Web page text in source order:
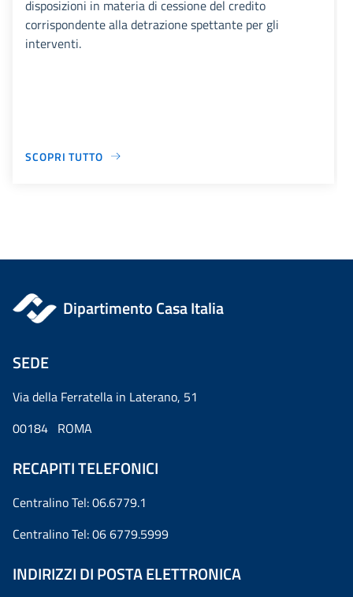
disposizioni in materia di cessione del credito
corrispondente alla detrazione spettante per gli
interventi.
SCOPRI TUTTO
Dipartimento Casa Italia
SEDE
Via della Ferratella in Laterano, 51
00184 ROMA
RECAPITI TELEFONICI
Centralino Tel: 06.6779.1
Centralino Tel: 06 6779.5999
INDIRIZZI DI POSTA ELETTRONICA